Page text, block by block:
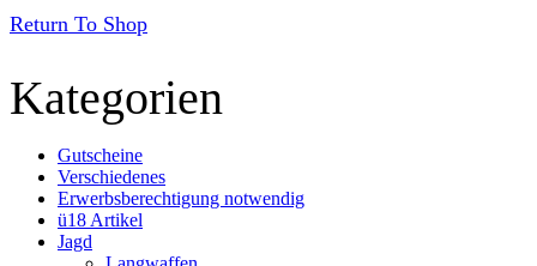
Return To Shop
Kategorien
Gutscheine
Verschiedenes
Erwerbsberechtigung notwendig
ü18 Artikel
Jagd